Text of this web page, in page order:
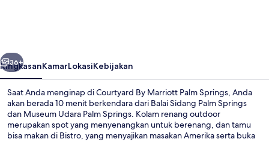
Berikutnya
36+
RingkasanKamarLokasiKebijakan
Saat Anda menginap di Courtyard By Marriott Palm Springs, Anda
akan berada 10 menit berkendara dari Balai Sidang Palm Springs
dan Museum Udara Palm Springs. Kolam renang outdoor
merupakan spot yang menyenangkan untuk berenang, dan tamu
bisa makan di Bistro, yang menyajikan masakan Amerika serta buka